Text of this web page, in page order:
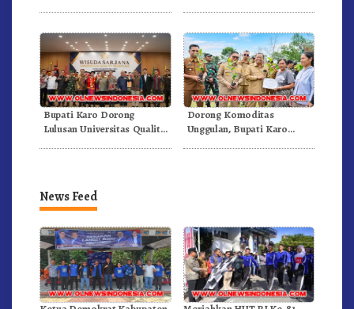
Bupati Karo Dorong
Lulusan Universitas Quality
Dorong Komoditas
Unggulan, Bupati Karo
News Feed